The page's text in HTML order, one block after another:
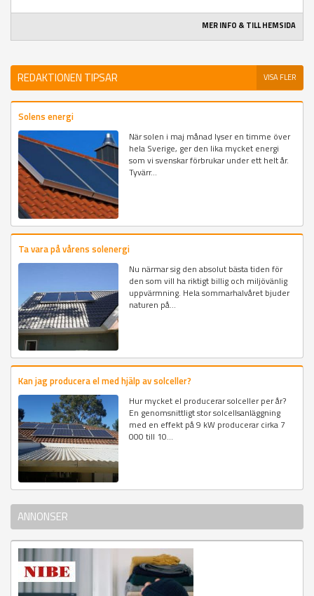
MER INFO & TILL HEMSIDA
REDAKTIONEN TIPSAR VISA FLER
Solens energi
När solen i maj månad lyser en timme över
hela Sverige, ger den lika mycket energi
som vi svenskar förbrukar under ett helt år.
Tyvärr...
Ta vara på vårens solenergi
Nu närmar sig den absolut bästa tiden för
den som vill ha riktigt billig och miljövänlig
uppvärmning. Hela sommarhalvåret bjuder
naturen på...
Kan jag producera el med hjälp av solceller?
Hur mycket el producerar solceller per år?
En genomsnittligt stor solcellsanläggning
med en effekt på 9 kW producerar cirka 7
000 till 10...
ANNONSER